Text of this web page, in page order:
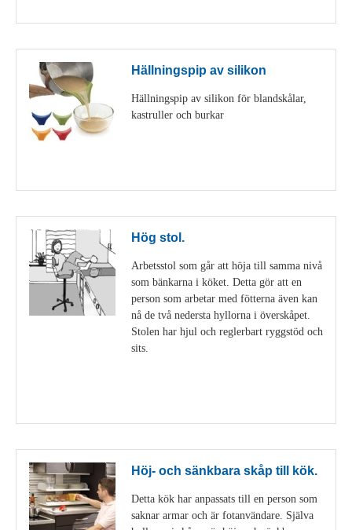
Hällningspip av silikon
Hällningspip av silikon för blandskålar,
kastruller och burkar
Hög stol.
Arbetsstol som går att höja till samma nivå
som bänkarna i köket. Detta gör att en
person som arbetar med fötterna även kan
nå de två nedersta hyllorna i överskåpet.
Stolen har hjul och reglerbart ryggstöd och
sits.
Höj- och sänkbara skåp till kök.
Detta kök har anpassats till en person som
saknar armar och är fotanvändare. Själva